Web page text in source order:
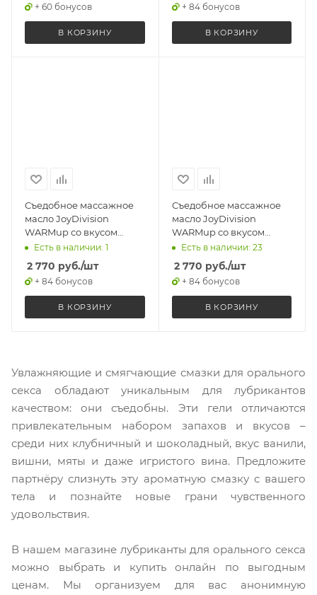
+ 60 бонусов
В КОРЗИНУ
+ 84 бонусов
В КОРЗИНУ
Съедобное массажное
масло JoyDivision
WARMup со вкусом
вишни, разогревающее,
Есть в наличии: 1
2 770 руб./шт
+ 84 бонусов
В КОРЗИНУ
Съедобное массажное
масло JoyDivision
WARMup со вкусом
ванили, разогревающее,
Есть в наличии: 23
2 770 руб./шт
+ 84 бонусов
В КОРЗИНУ
Увлажняющие и смягчающие смазки для орального
секса обладают уникальным для лубрикантов
качеством: они съедобны. Эти гели отличаются
привлекательным набором запахов и вкусов –
среди них клубничный и шоколадный, вкус ванили,
вишни, мяты и даже игристого вина. Предложите
партнёру слизнуть эту ароматную смазку с вашего
тела и познайте новые грани чувственного
удовольствия.
В нашем магазине лубриканты для орального секса
можно выбрать и купить онлайн по выгодным
ценам. Мы организуем для вас анонимную